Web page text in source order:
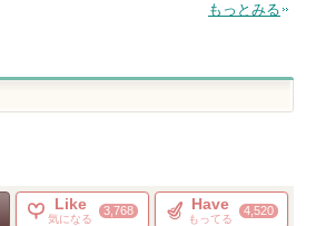
もっとみる
Like
気になる
3,768 Have
もってる
4,520